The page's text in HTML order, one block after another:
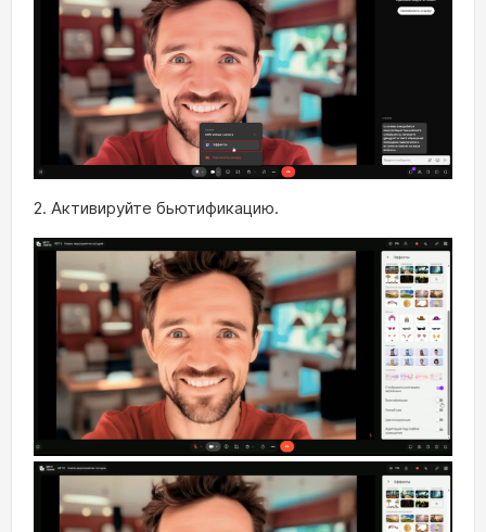
2. Активируйте бьютификацию.